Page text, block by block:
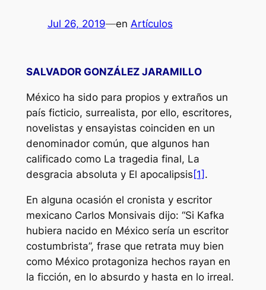
Jul 26, 2019—en Artículos
SALVADOR GONZÁLEZ JARAMILLO
México ha sido para propios y extraños un
país ficticio, surrealista, por ello, escritores,
novelistas y ensayistas coinciden en un
denominador común, que algunos han
calificado como La tragedia final, La
desgracia absoluta y El apocalipsis [1] .
En alguna ocasión el cronista y escritor
mexicano Carlos Monsivais dijo: “Si Kafka
hubiera nacido en México sería un escritor
costumbrista”, frase que retrata muy bien
como México protagoniza hechos rayan en
la ficción, en lo absurdo y hasta en lo irreal.